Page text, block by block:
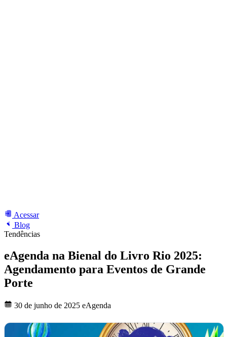
Acessar
Blog
Tendências
eAgenda na Bienal do Livro Rio 2025:
Agendamento para Eventos de Grande
Porte
30 de junho de 2025 eAgenda